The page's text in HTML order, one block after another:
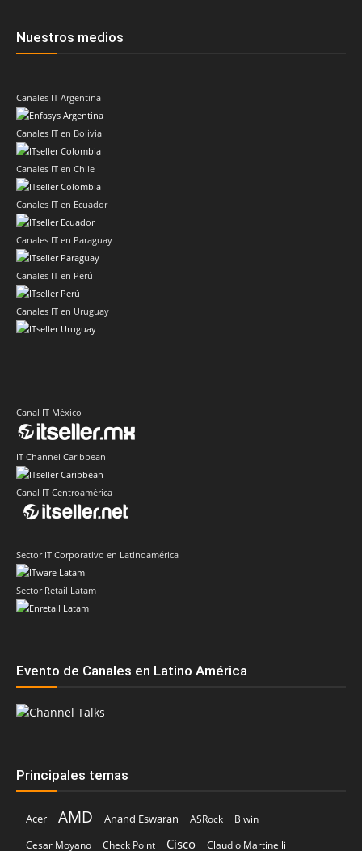
Nuestros medios
Canales IT Argentina
Canales IT en Bolivia
Canales IT en Chile
Canales IT en Ecuador
Canales IT en Paraguay
Canales IT en Perú
Canales IT en Uruguay
Canal IT México
IT Channel Caribbean
Canal IT Centroamérica
Sector IT Corporativo en Latinoamérica
Sector Retail Latam
Evento de Canales en Latino América
Principales temas
Acer AMD Anand Eswaran ASRock
Biwin
Cesar Moyano
Check Point Cisco
Claudio Martinelli